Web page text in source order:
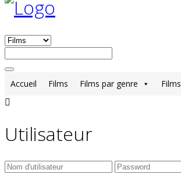
Accueil Films Films par genre
Utilisateur